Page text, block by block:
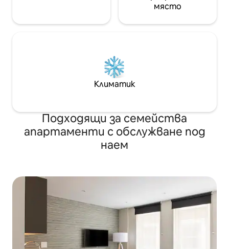
място
Климатик
Подходящи за семейства
апартаменти с обслужване под
наем